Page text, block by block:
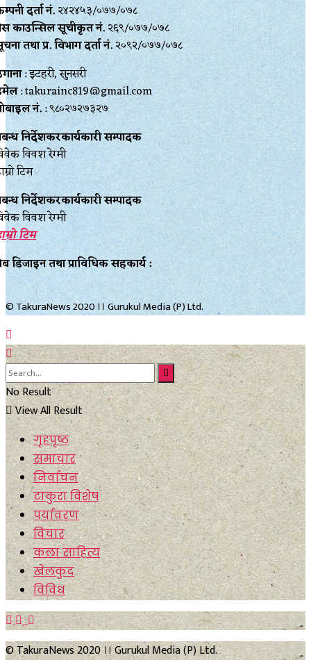
दर्ता नं.२४२४५३/०७७/०७८
काउन्सिल सूचीकृत नं.२६९/०७७/०७८
तथा प्र‍. विभाग दर्ता नं.२०९२/०७७/०७८
: इटहरी, सुनसरी
: takurainc819@gmail.com
नं.: ९८०२७२७३२७
निर्देशकरकार्यकारी सम्पादक
विवश रेग्मी
टिम
निर्देशकरकार्यकारी सम्पादक
विवश रेग्मी
टिम
डिजाइन तथा प्राविधिक सहकार्य :
© TakuraNews 2020 ।। Gurukul Media (P) Ltd.
No Result
View All Result
गृहपृष्ठ
समाचार
निर्वाचन
टाकुरा विशेष
पर्यावरण
विचार
कला साहित्य
खेलकुद
विविध
© TakuraNews 2020 ।। Gurukul Media (P) Ltd.